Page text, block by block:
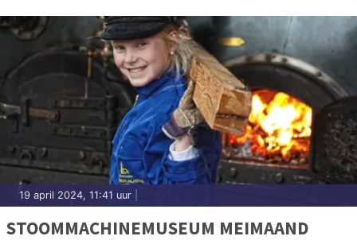
19 april 2024, 11:41 uur
STOOMMACHINEMUSEUM MEIMAAND